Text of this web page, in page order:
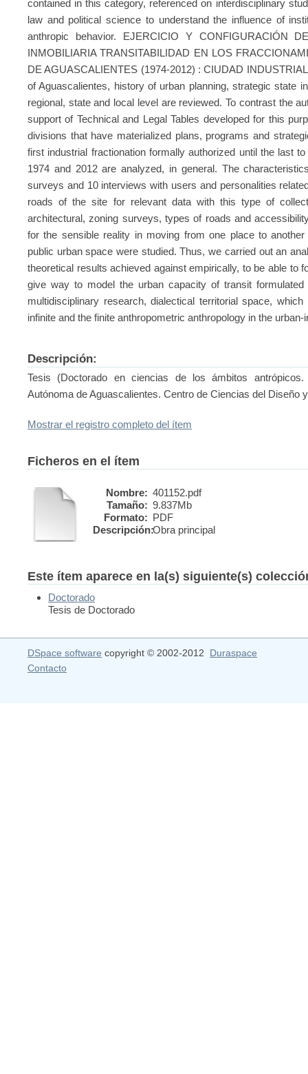
contained in this category, referenced on interdisciplinary
law and political science to understand the influence of
anthropic behavior. EJERCICIO Y CONFIGURACIÓN
INMOBILIARIA TRANSITABILIDAD EN LOS
DE AGUASCALIENTES (1974-2012) : CIUDAD
of Aguascalientes, history of urban planning, strategic state
regional, state and local level are reviewed. To contrast the
support of Technical and Legal Tables developed for this
divisions that have materialized plans, programs and
first industrial fractionation formally authorized until the last
1974 and 2012 are analyzed, in general. The
surveys and 10 interviews with users and personalities
roads of the site for relevant data with this type of
architectural, zoning surveys, types of roads and
for the sensible reality in moving from one place to
public urban space were studied. Thus, we carried out an
theoretical results achieved against empirically, to be able to
give way to model the urban capacity of transit
multidisciplinary research, dialectical territorial space,
infinite and the finite anthropometric anthropology in the
Descripción:
Tesis (Doctorado en ciencias de los ámbitos antrópicos.
Autónoma de Aguascalientes. Centro de Ciencias del Diseño
Mostrar el registro completo del ítem
Ficheros en el ítem
Nombre: 401152.pdf
Tamaño: 9.837Mb
Formato: PDF
Descripción:Obra principal
Este ítem aparece en la(s) siguiente(s)
Doctorado
Tesis de Doctorado
DSpace software copyright © 2002-2012 Duraspace
Contacto